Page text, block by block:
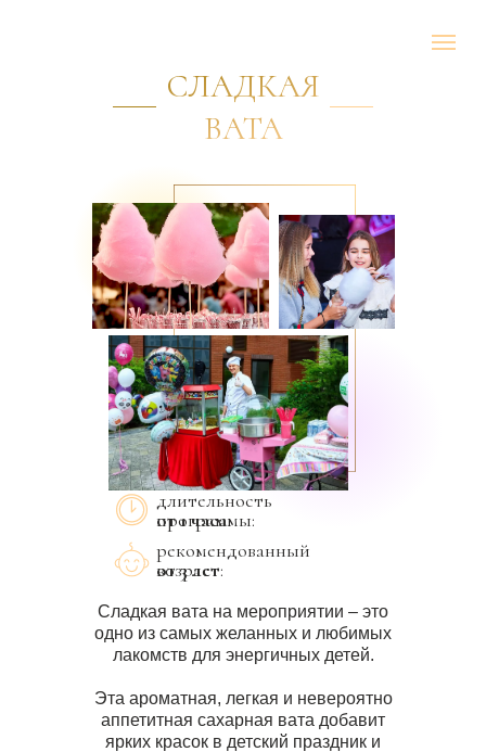
СЛАДКАЯ
ВАТА
Сладкая вата на мероприятии – это
одно из самых желанных и любимых
лакомств для энергичных детей.
Эта ароматная, легкая и невероятно
аппетитная сахарная вата добавит
ярких красок в детский праздник и
от 1 часа
длительность
программы:
рекомендованный
возраст:
от 3 лет